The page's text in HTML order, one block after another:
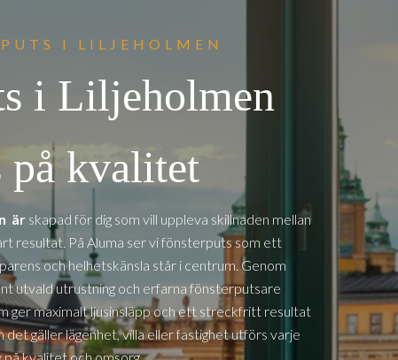
I LILJEHOLMEN
i Liljeholmen
på kvalitet
är skapad för dig som vill uppleva skillnaden mellan
resultat. På Aluma ser vi fönsterputs som ett
och helhetskänsla står i centrum. Genom
utvald utrustning och erfarna fönsterputsare
ger maximalt ljusinsläpp och ett streckfritt resultat
gäller lägenhet, villa eller fastighet utförs varje